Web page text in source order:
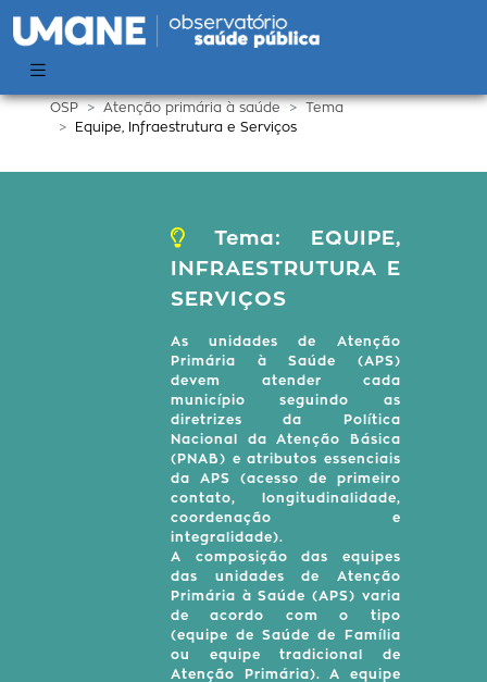
OSP Atenção primária à saúde
Tema
Equipe, Infraestrutura e Serviços
Tema:
EQUIPE,
INFRAESTRUTURA E
SERVIÇOS
As unidades de Atenção
Primária à Saúde (APS)
devem atender cada
município seguindo as
diretrizes da Política
Nacional da Atenção Básica
(PNAB) e atributos essenciais
da APS (acesso de primeiro
contato, longitudinalidade,
coordenação e
integralidade).
A composição das equipes
das unidades de Atenção
Primária à Saúde (APS) varia
de acordo com o tipo
(equipe de Saúde de Família
ou equipe tradicional de
Atenção Primária). A equipe